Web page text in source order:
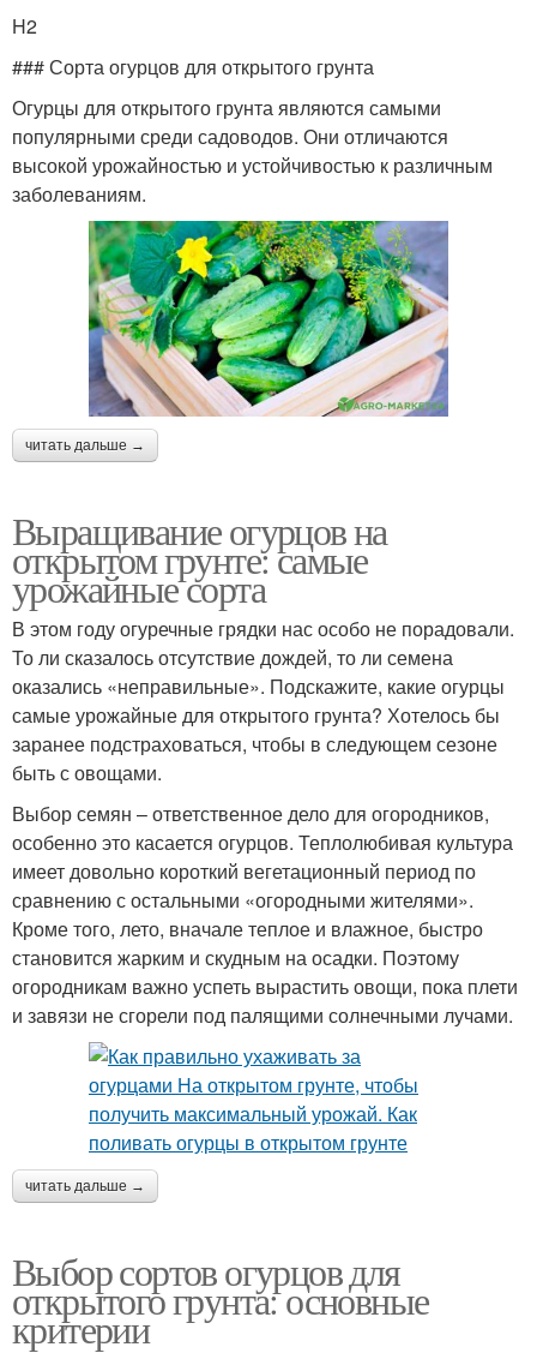
H2
### Сорта огурцов для открытого грунта
Огурцы для открытого грунта являются самыми
популярными среди садоводов. Они отличаются
высокой урожайностью и устойчивостью к различным
заболеваниям.
читать дальше →
Выращивание огурцов на
открытом грунте: самые
урожайные сорта
В этом году огуречные грядки нас особо не порадовали.
То ли сказалось отсутствие дождей, то ли семена
оказались «неправильные». Подскажите, какие огурцы
самые урожайные для открытого грунта? Хотелось бы
заранее подстраховаться, чтобы в следующем сезоне
быть с овощами.
Выбор семян – ответственное дело для огородников,
особенно это касается огурцов. Теплолюбивая культура
имеет довольно короткий вегетационный период по
сравнению с остальными «огородными жителями».
Кроме того, лето, вначале теплое и влажное, быстро
становится жарким и скудным на осадки. Поэтому
огородникам важно успеть вырастить овощи, пока плети
и завязи не сгорели под палящими солнечными лучами.
читать дальше →
Выбор сортов огурцов для
открытого грунта: основные
критерии